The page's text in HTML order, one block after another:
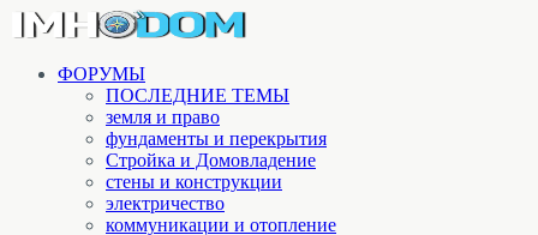
ФОРУМЫ
ПОСЛЕДНИЕ ТЕМЫ
земля и право
фундаменты и перекрытия
Стройка и Домовладение
стены и конструкции
электричество
коммуникации и отопление